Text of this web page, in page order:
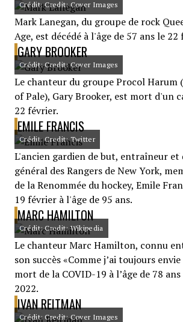
Crédit: Credit: Cover Images
Mark Lanegan, du groupe de rock
Age, est décédé à l'âge de 57 ans le 22
GARY BROOKER
Crédit: Credit: Cover Images
Le chanteur du groupe Procol Harum
of Pale), Gary Brooker, est mort d'un
22 février.
EMILE FRANCIS
Crédit: Credit: Twitter
L'ancien gardien de but, entraîneur
général des Rangers de New York,
de la Renommée du hockey, Emile
19 février à l'âge de 95 ans.
MARC HAMILTON
Crédit: Credit: Wikipedia
Le chanteur Marc Hamilton, connu
son succès «Comme j’ai toujours envie
mort de la COVID-19 à l’âge de 78
2022.
IVAN REITMAN
Crédit: Credit: Cover Images